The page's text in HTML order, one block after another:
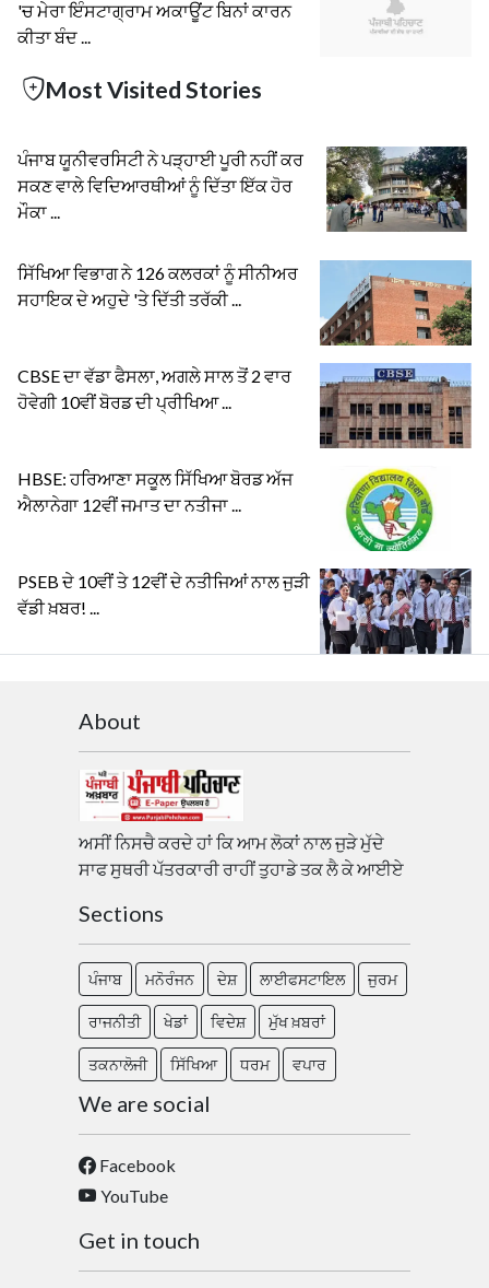
'ਚ ਮੇਰਾ ਇੰਸਟਾਗ੍ਰਾਮ ਅਕਾਊਂਟ ਬਿਨਾਂ ਕਾਰਨ
ਕੀਤਾ ਬੰਦ ...
Most Visited Stories
ਪੰਜਾਬ ਯੂਨੀਵਰਸਿਟੀ ਨੇ ਪੜ੍ਹਾਈ ਪੂਰੀ ਨਹੀਂ ਕਰ
ਸਕਣ ਵਾਲੇ ਵਿਦਿਆਰਥੀਆਂ ਨੂੰ ਦਿੱਤਾ ਇੱਕ ਹੋਰ
ਮੌਕਾ ...
ਸਿੱਖਿਆ ਵਿਭਾਗ ਨੇ 126 ਕਲਰਕਾਂ ਨੂੰ ਸੀਨੀਅਰ
ਸਹਾਇਕ ਦੇ ਅਹੁਦੇ 'ਤੇ ਦਿੱਤੀ ਤਰੱਕੀ ...
CBSE ਦਾ ਵੱਡਾ ਫੈਸਲਾ, ਅਗਲੇ ਸਾਲ ਤੋਂ 2 ਵਾਰ
ਹੋਵੇਗੀ 10ਵੀਂ ਬੋਰਡ ਦੀ ਪ੍ਰੀਖਿਆ ...
HBSE: ਹਰਿਆਣਾ ਸਕੂਲ ਸਿੱਖਿਆ ਬੋਰਡ ਅੱਜ
ਐਲਾਨੇਗਾ 12ਵੀਂ ਜਮਾਤ ਦਾ ਨਤੀਜਾ ...
PSEB ਦੇ 10ਵੀਂ ਤੇ 12ਵੀਂ ਦੇ ਨਤੀਜਿਆਂ ਨਾਲ ਜੁੜੀ
ਵੱਡੀ ਖ਼ਬਰ! ...
About
ਅਸੀਂ ਨਿਸਚੈ ਕਰਦੇ ਹਾਂ ਕਿ ਆਮ ਲੋਕਾਂ ਨਾਲ ਜੁੜੇ ਮੁੱਦੇ
ਸਾਫ ਸੁਥਰੀ ਪੱਤਰਕਾਰੀ ਰਾਹੀਂ ਤੁਹਾਡੇ ਤਕ ਲੈ ਕੇ ਆਈਏ
Sections
ਪੰਜਾਬ ਮਨੋਰੰਜਨ ਦੇਸ਼ ਲਾਈਫਸਟਾਇਲ ਜੁਰਮ
ਰਾਜਨੀਤੀ ਖੇਡਾਂ ਵਿਦੇਸ਼ ਮੁੱਖ ਖ਼ਬਰਾਂ
ਤਕਨਾਲੋਜੀ ਸਿੱਖਿਆ ਧਰਮ ਵਪਾਰ
We are social
Facebook
YouTube
Get in touch